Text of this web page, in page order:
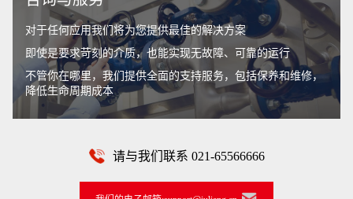
对于任何应用我们将为您提供最佳的解决方案
即使是要求苛刻的介质，也能实现无故障、可靠的运行
不管你在哪里，我们提供全面的支持服务，包括保养和维修，
降低生命周期成本
请与我们联系 021-65566666